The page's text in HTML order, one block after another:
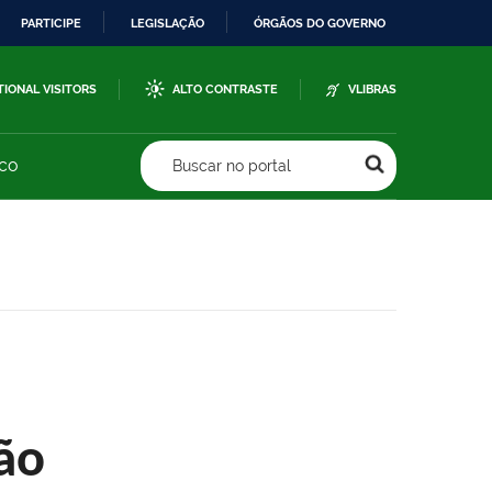
PARTICIPE LEGISLAÇÃO ÓRGÃOS DO GOVERNO
VISITORS ALTO CONTRASTE VLIBRAS
Buscar no portal